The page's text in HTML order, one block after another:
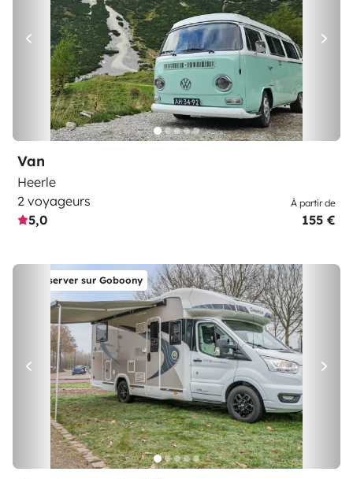
Van
Heerle
2 voyageurs
5,0
À partir de
155 €
Réserver sur Goboony